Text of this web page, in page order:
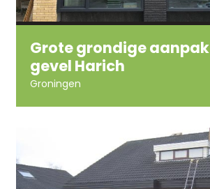
Grote grondige aanpak
gevel Harich
Groningen